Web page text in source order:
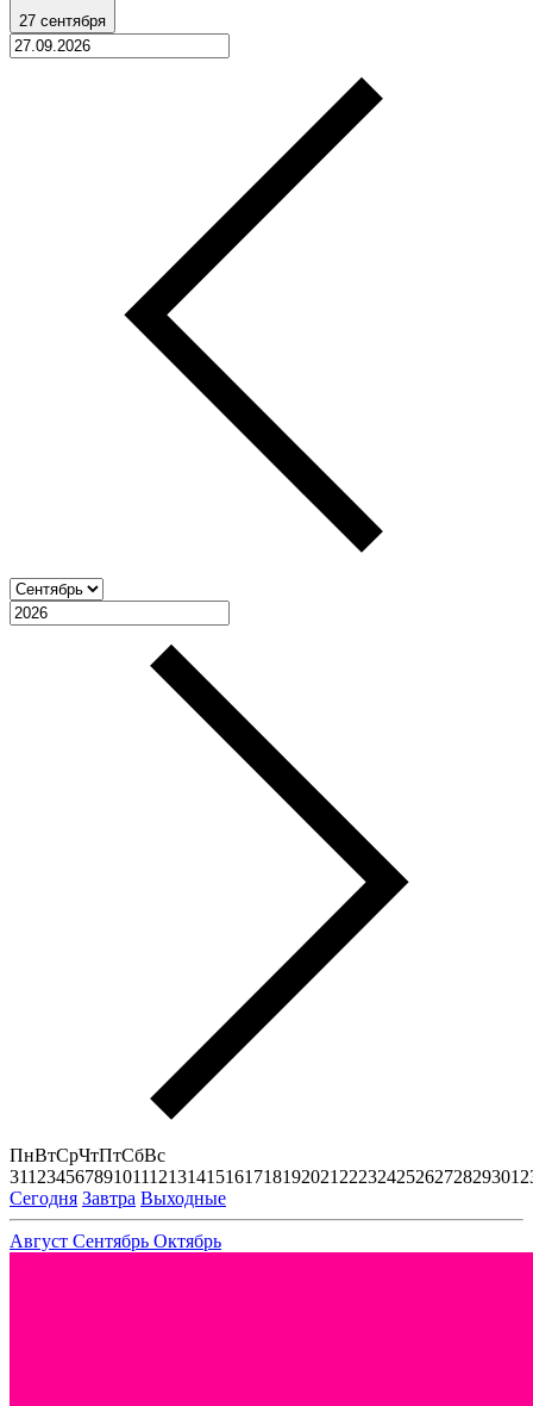
27 сентября
ПнВтСрЧтПтСбВс
311 23456789101112131415161718192021 2223242526272829301 2
Сегодня Завтра Выходные
Август Сентябрь Октябрь